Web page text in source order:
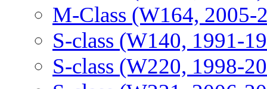
M-Class (W164, 2005-
S-class (W140, 1991-
S-class (W220, 1998-